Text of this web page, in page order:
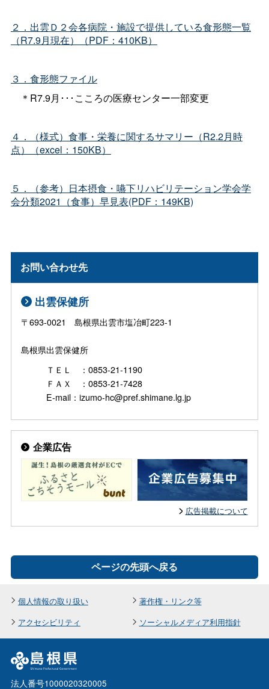
２．出雲Ｄ２会各病院・施設で提供している食形態一覧
（R7.9月現在）（PDF：410KB）
３．食形態ファイル
＊R7.9月･･･こころの医療センター一部変更
４．（様式）食事・栄養に関するサマリー（R2.2月時
点）（excel：150KB）
５．（参考）日本摂食・嚥下リハビリテーション学会学
会分類2021（食事）早見表(PDF：149KB)
お問い合わせ先
出雲保健所
〒693-0021 島根県出雲市塩冶町223-1
島根県出雲保健所
ＴＥＬ ：0853-21-1190
ＦＡＸ ：0853-21-7428
E-mail：izumo-hc@pref.shimane.lg.jp
企業広告
広告掲載について
ページの先頭へ戻る
個人情報の取り扱い
著作権・リンク等
アクセシビリティ
ソーシャルメディア利用指針
法人番号1000020320005